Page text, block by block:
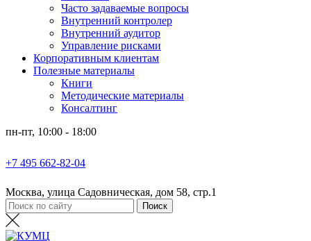
Часто задаваемые вопросы
Внутренний контролер
Внутренний аудитор
Управление рисками
Корпоративным клиентам
Полезные материалы
Книги
Методические материалы
Консалтинг
пн-пт, 10:00 - 18:00
+7 495 662-82-04
Москва, улица Садовническая, дом 58, стр.1